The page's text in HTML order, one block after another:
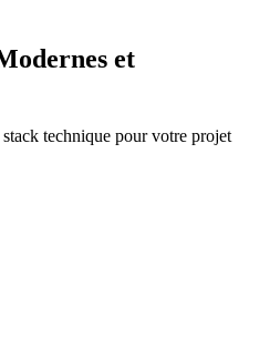
et
technique pour votre projet